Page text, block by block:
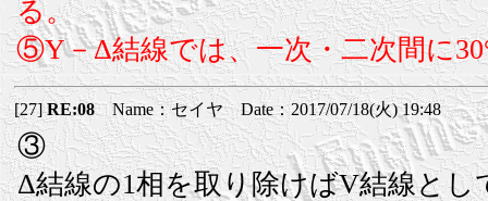
る。
⑤Y－Δ結線では、一次・二次間に
[27]RE:08Name：セイヤ Date：2017/07/18(火) 19:48
③
Δ結線の1相を取り除けばV結線と